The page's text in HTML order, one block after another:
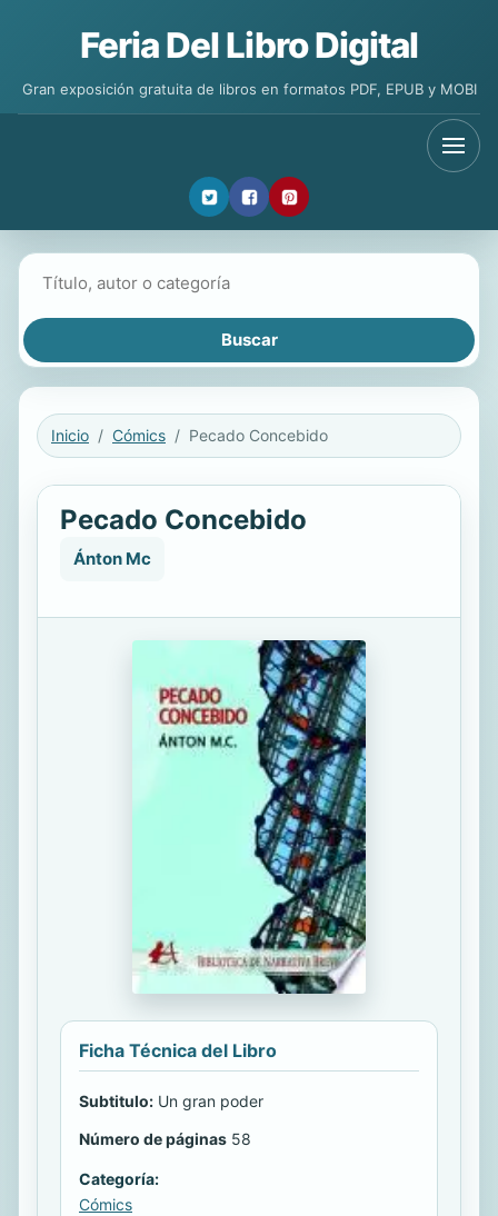
Feria Del Libro Digital
Gran exposición gratuita de libros en formatos PDF, EPUB y MOBI
Inicio Cómics Pecado Concebido
Pecado Concebido
Ánton Mc
Ficha Técnica del Libro
Subtitulo: Un gran poder
Número de páginas 58
Categoría:
Cómics